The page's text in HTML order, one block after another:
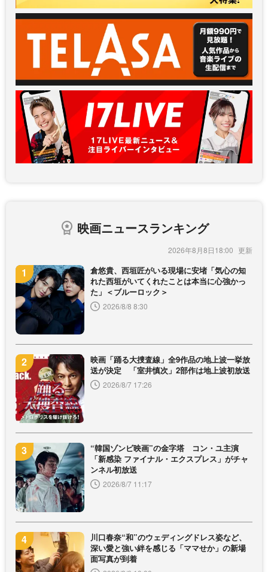
映画ニュースランキング
2026年8月8日18:00
倉悠貴、西垣匠がいる現場に安堵「気心の知
れた西垣がいてくれたことは本当に心強かっ
た」＜ブルーロック＞
2026/8/8 8:30
映画「踊る大捜査線」全9作品の地上波一挙放
送が決定 「室井慎次」2部作は地上波初放送
2026/8/7 17:26
“韓国ゾンビ映画”の金字塔 コン・ユ主演
「新感染 ファイナル・エクスプレス」がチャ
ンネル初放送
2026/8/7 11:17
川口春奈“和”のウェディングドレス姿など、
深い愛と強い絆を感じる「ママせか」の新場
面写真が到着